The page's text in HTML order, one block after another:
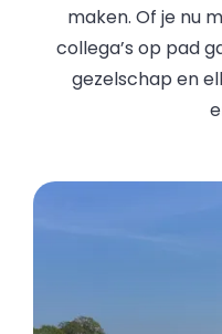
maken. Of je nu
collega’s op pad
gezelschap en